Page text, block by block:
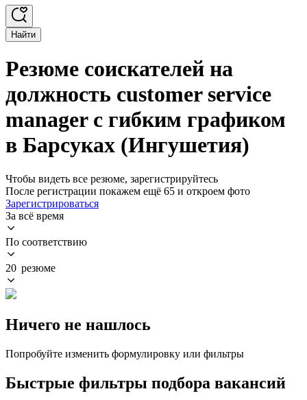
Найти
Резюме соискателей на
должность customer service
manager с гибким графиком
в Барсуках (Ингушетия)
Чтобы видеть все резюме, зарегистрируйтесь
После регистрации покажем ещё 65 и откроем фото
Зарегистрироваться
За всё время
По соответствию
20 резюме
Ничего не нашлось
Попробуйте изменить формулировку или фильтры
Быстрые фильтры подбора вакансий